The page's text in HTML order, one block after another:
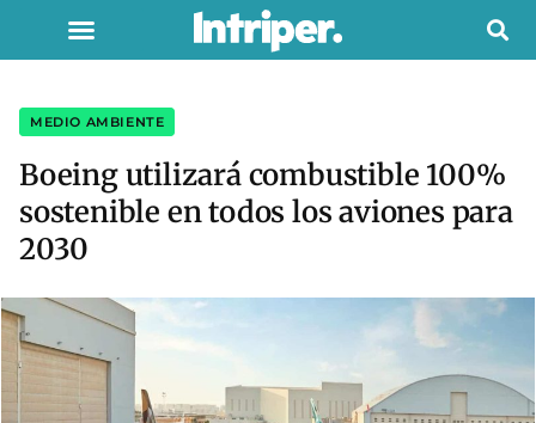
MEDIO AMBIENTE
Boeing utilizará combustible 100%
sostenible en todos los aviones para
2030